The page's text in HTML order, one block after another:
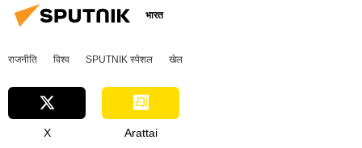
भारत
राजनीति विश्व SPUTNIK स्पेशल खेल
X Arattai